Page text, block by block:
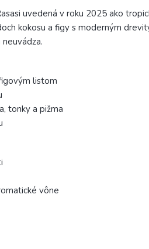
uvedená v roku 2025 ako
kokosu a figy s moderným
listom
tonky a pižma
vône